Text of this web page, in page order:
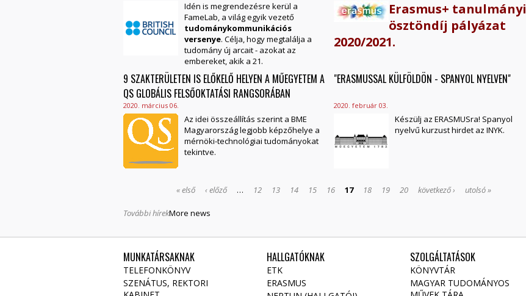
Idén is megrendezésre kerül a
FameLab, a világ egyik vezető
tudománykommunikációs
versenye. Célja, hogy megtalálja a
tudomány új arcait - azokat az
embereket, akik a 21.
Erasmus+ tanulmányi
ösztöndíj pályázat
2020/2021.
9 SZAKTERÜLETEN IS ELŐKELŐ HELYEN A MŰEGYETEM A
QS GLOBÁLIS FELSŐOKTATÁSI RANGSORÁBAN
2020. március 06.
Az idei összeállítás szerint a BME
Magyarország legjobb képzőhelye a
mérnöki-technológiai tudományokat
tekintve.
"ERASMUSSAL KÜLFÖLDÖN - SPANYOL NYELVEN"
2020. február 03.
Készülj az ERASMUSra! Spanyol
nyelvű kurzust hirdet az INYK.
« első ‹ előző … 12 13 14 15 16 17 18 19 20 következő › utolsó »
További hírekMore news
MUNKATÁRSAKNAK
TELEFONKÖNYV
SZENÁTUS, REKTORI
HALLGATÓKNAK
ETK
ERASMUS
SZOLGÁLTATÁSOK
KÖNYVTÁR
MAGYAR TUDOMÁNYOS